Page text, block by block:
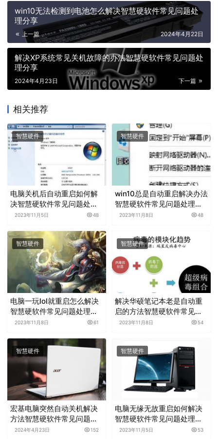
win10无法检测到电池怎么解决智慧硬软件常见问题处
理分享
上一篇 2024年4月22日
解决XP系统常见关机故障的办法智慧硬软件常见问题处
理分享
下一篇
2024年4月23日
相关推荐
智慧硬件
电脑关机后自动重启如何解
决智慧硬软件常见问题处理
分享
2023年11月5日 48
智慧硬件
win10总是自动重启解决办法
智慧硬软件常见问题处理分
享2023年11月8日 48
智慧硬件
电脑一玩lol就重启怎么解决
智慧硬软件常见问题处理分
享2023年11月8日 61
智慧硬件
解决华硕笔记本老是自动重
启的方法智慧硬软件常见问
题处理分享
2023年11月8日 54
智慧硬件
宏基电脑突然自动关机解决
方法智慧硬软件常见问题处
理分享
2024年4月23日 152
智慧硬件
电脑无缘无故重启如何解决
智慧硬软件常见问题处理分
享2023年11月5日 53